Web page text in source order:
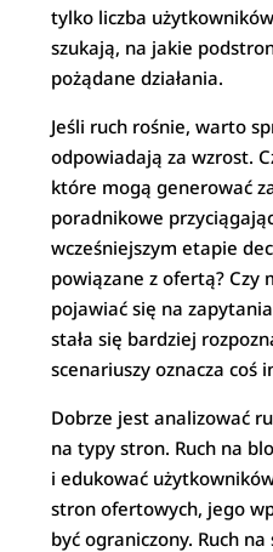
tylko liczba
szukają, na jakie
pożądane działania.
Jeśli ruch rośnie, warto
odpowiadają za wzrost.
które mogą generować
poradnikowe
wcześniejszym etapie
powiązane z ofertą? Czy
pojawiać się na
stała się bardziej
scenariuszy oznacza coś
Dobrze jest analizować
na typy stron. Ruch na
i edukować
stron ofertowych, jego
być ograniczony. Ruch